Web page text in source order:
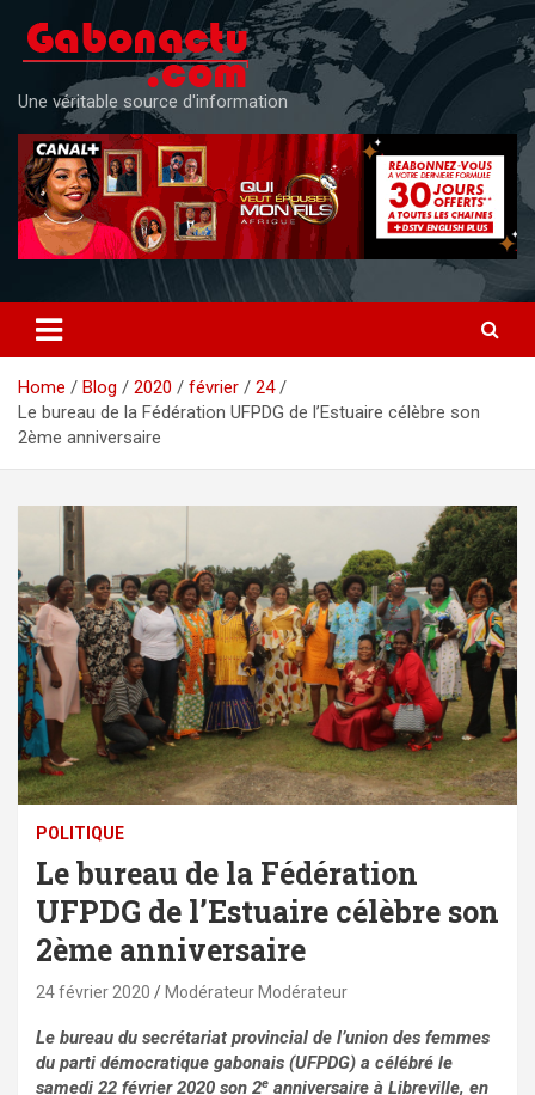
content
Une véritable source d'information
Home Blog 2020 février
24
Le bureau de la Fédération UFPDG de l’Estuaire célèbre son
2ème anniversaire
POLITIQUE
Le bureau de la Fédération
UFPDG de l’Estuaire célèbre son
2ème anniversaire
24 février 2020 Modérateur Modérateur
Le bureau du secrétariat provincial de l’union des femmes
du parti démocratique gabonais (UFPDG) a célébré le
samedi 22 février 2020 son 2e anniversaire à Libreville, en